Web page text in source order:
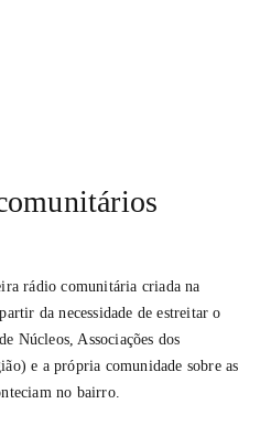
rádio comunitária criada na
da necessidade de estreitar o
Núcleos, Associações dos
e a própria comunidade sobre as
no bairro.